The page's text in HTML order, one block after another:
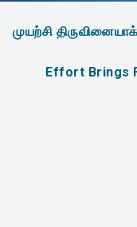
முயற்சி
Effort Brings